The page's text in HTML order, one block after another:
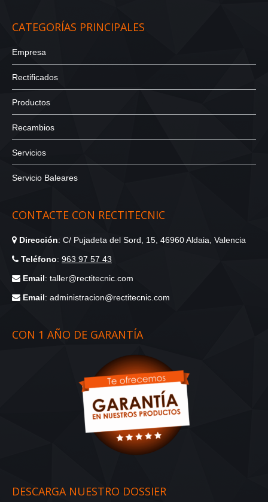
CATEGORÍAS PRINCIPALES
Empresa
Rectificados
Productos
Recambios
Servicios
Servicio Baleares
CONTACTE CON RECTITECNIC
Dirección: C/ Pujadeta del Sord, 15, 46960 Aldaia, Valencia
Teléfono: 963 97 57 43
Email: taller@rectitecnic.com
Email: administracion@rectitecnic.com
CON 1 AÑO DE GARANTÍA
DESCARGA NUESTRO DOSSIER